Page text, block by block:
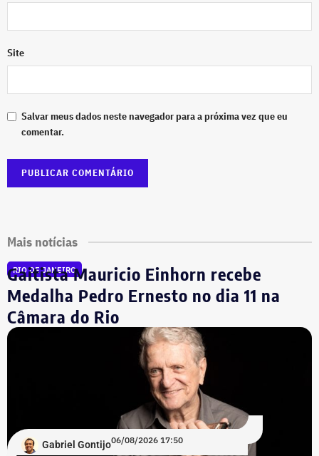
Site
Salvar meus dados neste navegador para a próxima vez que eu
comentar.
Mais notícias
RIO DE JANEIRO
Gaitista Mauricio Einhorn recebe
Medalha Pedro Ernesto no dia 11 na
Câmara do Rio
Gabriel Gontijo06/08/2026 17:50